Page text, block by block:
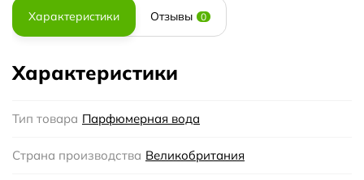
Характеристики Отзывы 0
Характеристики
Тип товара Парфюмерная вода
Страна производства Великобритания